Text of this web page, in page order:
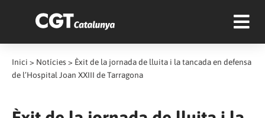
Inici > Notícies > Èxit de la jornada de lluita i la tancada en defensa
de l’Hospital Joan XXIII de Tarragona